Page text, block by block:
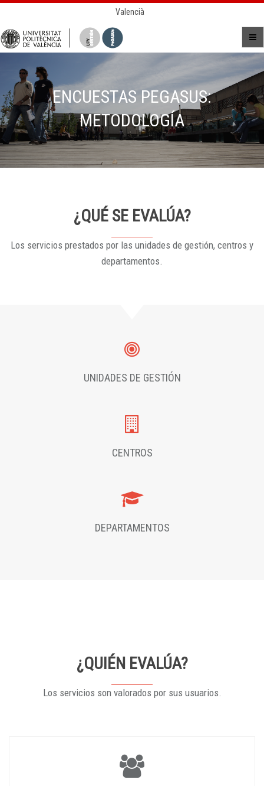
Valencià
ENCUESTAS PEGASUS:
METODOLOGÍA
¿QUÉ SE EVALÚA?
Los servicios prestados por las unidades de gestión, centros y
departamentos.
UNIDADES DE GESTIÓN
CENTROS
DEPARTAMENTOS
¿QUIÉN EVALÚA?
Los servicios son valorados por sus usuarios.